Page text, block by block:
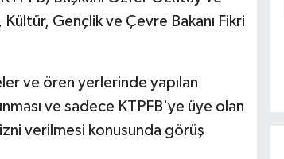
Kültür, Gençlik ve Çevre Bakanı Fikri
ve ören yerlerinde yapılan
ve sadece KTPFB'ye üye olan
verilmesi konusunda görüş